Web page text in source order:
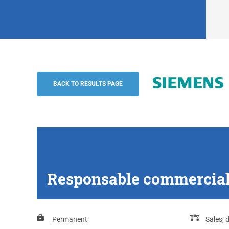
Siemens
BACK TO RESULTS PAGE
Responsable
Permanent Sales,